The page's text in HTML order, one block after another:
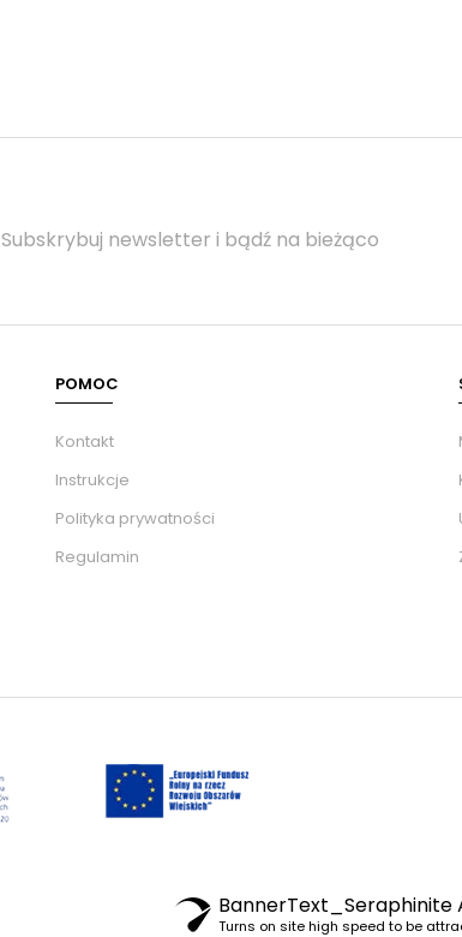
Subskrybuj newsletter i bądź na bieżąco
POMOC
Kontakt
Instrukcje
Polityka prywatności
Regulamin
Turns on site high speed to be